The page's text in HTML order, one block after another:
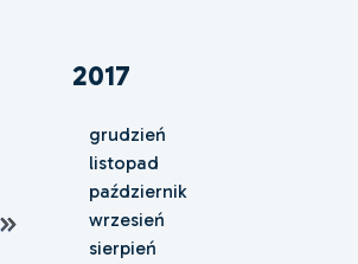
2017
grudzień
listopad
październik
wrzesień
sierpień